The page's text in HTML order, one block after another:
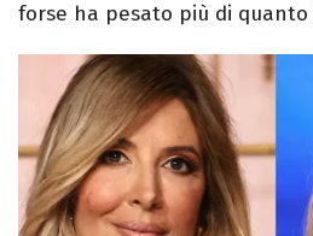
forse ha pesato più di quanto